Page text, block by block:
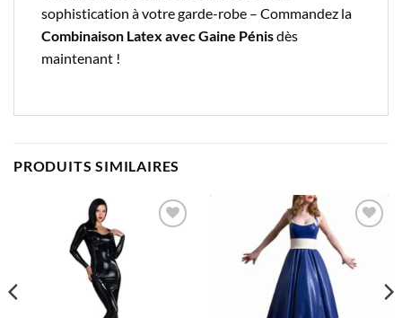
sophistication à votre garde-robe – Commandez la
Combinaison Latex avec Gaine Pénisdès
maintenant !
PRODUITS SIMILAIRES
à la liste
d’envies